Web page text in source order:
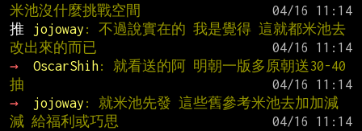
米池沒什麼挑戰空間
推
jojoway : 不過說實在的 我是覺得 這就都米池去
改出來的而已
→
OscarShih: 就看送的阿 明朝一版多原朝送30-40
抽
→
jojoway : 就米池先發 這些舊參考米池去加加減
減 給福利或巧思